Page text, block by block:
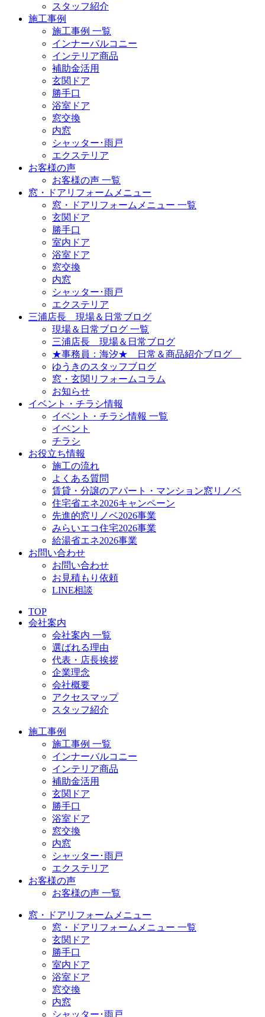
スタッフ紹介
施工事例
施工事例 一覧
インナーバルコニー
インテリア商品
補助金活用
玄関ドア
勝手口
浴室ドア
窓交換
内窓
シャッター･雨戸
エクステリア
お客様の声
お客様の声 一覧
窓・ドアリフォームメニュー
窓・ドアリフォームメニュー 一覧
玄関ドア
勝手口
室内ドア
浴室ドア
窓交換
内窓
シャッター･雨戸
エクステリア
三浦店長 現場＆日常ブログ
現場＆日常ブログ 一覧
三浦店長 現場＆日常ブログ
★事務員：海汐★ 日常＆商品紹介ブログ
ゆうきのスタッフブログ
窓・玄関リフォームコラム
お知らせ
イベント・チラシ情報
イベント・チラシ情報 一覧
イベント
チラシ
お役立ち情報
施工の流れ
よくある質問
賃貸・分譲のアパート・マンション窓リノベ
住宅省エネ2026キャンペーン
先進的窓リノベ2026事業
みらいエコ住宅2026事業
給湯省エネ2026事業
お問い合わせ
お問い合わせ
お見積もり依頼
LINE相談
TOP
会社案内
会社案内 一覧
選ばれる理由
代表・店長挨拶
企業理念
会社概要
アクセスマップ
スタッフ紹介
施工事例
施工事例 一覧
インナーバルコニー
インテリア商品
補助金活用
玄関ドア
勝手口
浴室ドア
窓交換
内窓
シャッター･雨戸
エクステリア
お客様の声
お客様の声 一覧
窓・ドアリフォームメニュー
窓・ドアリフォームメニュー 一覧
玄関ドア
勝手口
室内ドア
浴室ドア
窓交換
内窓
シャッター･雨戸